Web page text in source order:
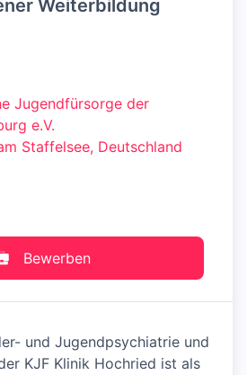
Weiterbildung
Jugendfürsorge der
e.V.
Staffelsee, Deutschland
Bewerben
und Jugendpsychiatrie und
KJF Klinik Hochried ist als